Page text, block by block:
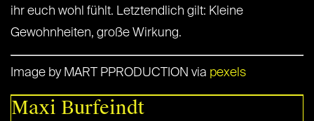
ihr euch wohl fühlt. Letztendlich gilt: Kleine
Gewohnheiten, große Wirkung.
Image by MART PPRODUCTION via pexels
Maxi Burfeindt